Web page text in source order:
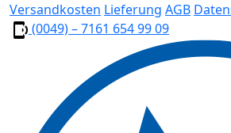
Versandkosten Lieferung AGB
(0049) – 7161 654 99 09